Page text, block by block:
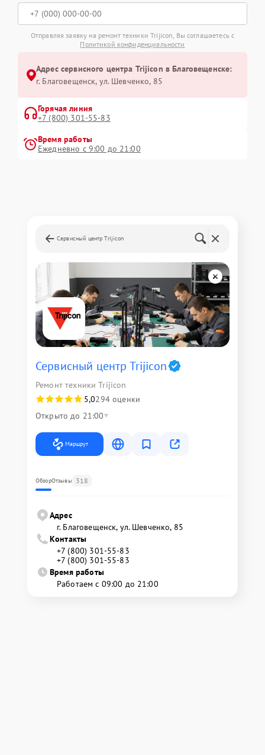
Отправляя заявку на ремонт техники Trijicon, Вы соглашаетесь с
Политикой конфиденциальности
Адрес сервисного центра Trijicon в Благовещенске:
г. Благовещенск, ул. Шевченко, 85
Горячая линия
+7 (800) 301-55-83
Время работы
Ежедневно с 9:00 до 21:00
Сервисный центр Trijicon
Сервисный центр Trijicon
Ремонт техники Trijicon
5,0294 оценки
Открыто до 21:00
Маршрут
ОбзорОтзывы 318
Адрес
г. Благовещенск, ул. Шевченко, 85
Контакты
+7 (800) 301-55-83
+7 (800) 301-55-83
Время работы
Работаем с 09:00 до 21:00